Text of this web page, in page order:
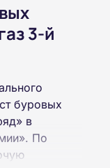
3-й
буровых
в
По